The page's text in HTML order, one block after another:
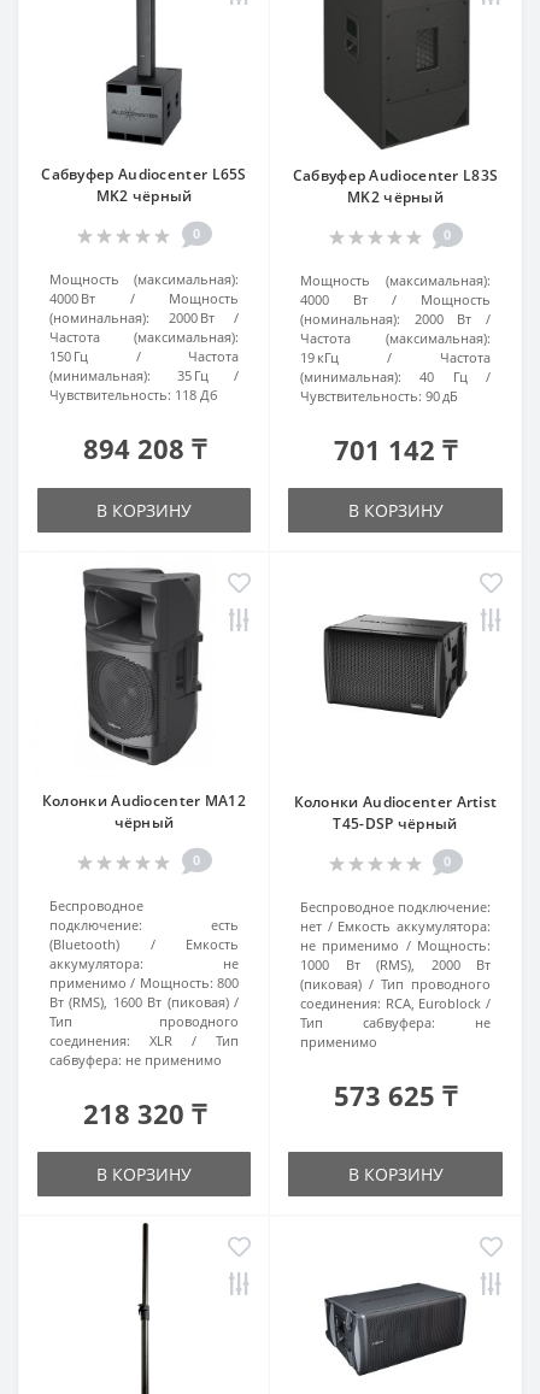
Сабвуфер Audiocenter L65S
MK2 чёрный
0
Мощность (максимальная):
4000 Вт
Мощность
(номинальная):
2000 Вт
Частота (максимальная):
150 Гц
Частота
(минимальная):
35 Гц
Чувствительность: 118 Дб
894 208 ₸
В КОРЗИНУ
Сабвуфер Audiocenter L83S
MK2 чёрный
0
Мощность (максимальная):
4000 Вт
Мощность
(номинальная):
2000 Вт
Частота (максимальная):
19 кГц
Частота
(минимальная):
40 Гц
Чувствительность: 90 дБ
701 142 ₸
В КОРЗИНУ
Колонки Audiocenter MA12
чёрный
0
Беспроводное
подключение:
есть
(Bluetooth)
Емкость
аккумулятора:
не
применимо
Мощность: 800
Вт (RMS), 1600 Вт (пиковая)
Тип проводного
соединения:
XLR
Тип
сабвуфера: не применимо
218 320 ₸
В КОРЗИНУ
Колонки Audiocenter Artist
T45-DSP чёрный
0
Беспроводное подключение:
нет
Емкость аккумулятора:
не применимо
Мощность:
1000 Вт (RMS), 2000 Вт
(пиковая)
Тип проводного
соединения: RCA, Euroblock
Тип сабвуфера:
не
применимо
573 625 ₸
В КОРЗИНУ